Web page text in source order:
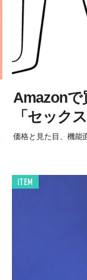
Amazonで
「セック
価格と見た目、機能
ITEM